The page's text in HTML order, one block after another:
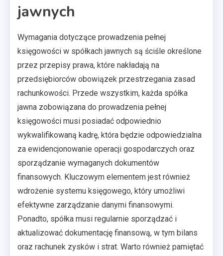
jawnych
Wymagania dotyczące prowadzenia pełnej
księgowości w spółkach jawnych są ściśle określone
przez przepisy prawa, które nakładają na
przedsiębiorców obowiązek przestrzegania zasad
rachunkowości. Przede wszystkim, każda spółka
jawna zobowiązana do prowadzenia pełnej
księgowości musi posiadać odpowiednio
wykwalifikowaną kadrę, która będzie odpowiedzialna
za ewidencjonowanie operacji gospodarczych oraz
sporządzanie wymaganych dokumentów
finansowych. Kluczowym elementem jest również
wdrożenie systemu księgowego, który umożliwi
efektywne zarządzanie danymi finansowymi.
Ponadto, spółka musi regularnie sporządzać i
aktualizować dokumentację finansową, w tym bilans
oraz rachunek zysków i strat. Warto również pamiętać